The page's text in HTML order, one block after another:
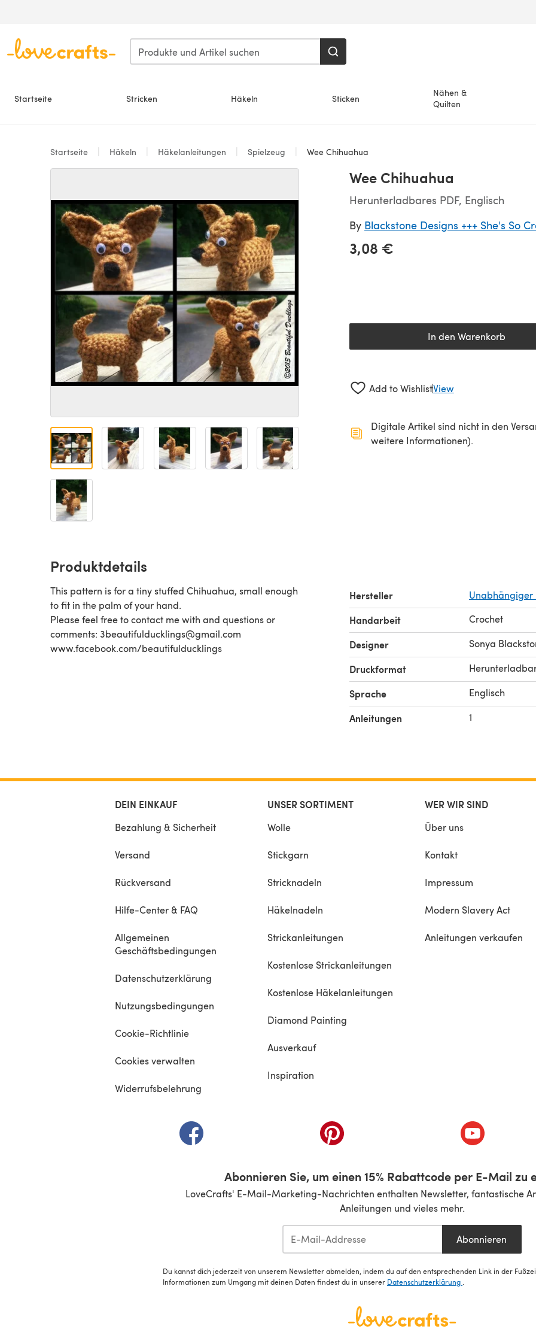
Startseite Stricken Häkeln Sticken
Nähen &
Quilten
Startseite Häkeln Häkelanleitungen Spielzeug Wee Chihuahua
Wee Chihuahua
Herunterladbares PDF, Englisch
By Blackstone Designs +++ She's So
3,08 €
In den Warenkorb
Add to WishlistView
Digitale Artikel sind nicht in den
weitere Informationen).
Produktdetails
This pattern is for a tiny stuffed Chihuahua, small enough
to fit in the palm of your hand.
Please feel free to contact me with and questions or
comments: 3beautifulducklings@gmail.com
www.facebook.com/beautifulducklings
Hersteller Unabhängiger
Handarbeit Crochet
Designer Sonya
Druckformat
Sprache Englisch
Anleitungen 1
DEIN EINKAUF
Bezahlung & Sicherheit
Versand
Rückversand
Hilfe-Center & FAQ
Allgemeinen
Geschäftsbedingungen
Datenschutzerklärung
Nutzungsbedingungen
Cookie-Richtlinie
Cookies verwalten
Widerrufsbelehrung
UNSER SORTIMENT
Wolle
Stickgarn
Stricknadeln
Häkelnadeln
Strickanleitungen
Kostenlose Strickanleitungen
Kostenlose Häkelanleitungen
Diamond Painting
Ausverkauf
Inspiration
WER WIR SIND
Über uns
Kontakt
Impressum
Modern Slavery Act
Anleitungen verkaufen
(öffnet sich in einem neuen Tab)(öffnet sich in einem neuen Tab)(öffnet sich in
Abonnieren Sie, um einen 15% Rabattcode per E-Mail zu
LoveCrafts' E-Mail-Marketing-Nachrichten enthalten Newsletter, fantastische
Anleitungen und vieles mehr.
Abonnieren
Du kannst dich jederzeit von unserem Newsletter abmelden, indem du auf den entsprechenden Link in der
Informationen zum Umgang mit deinen Daten findest du in unserer Datenschutzerklärung .